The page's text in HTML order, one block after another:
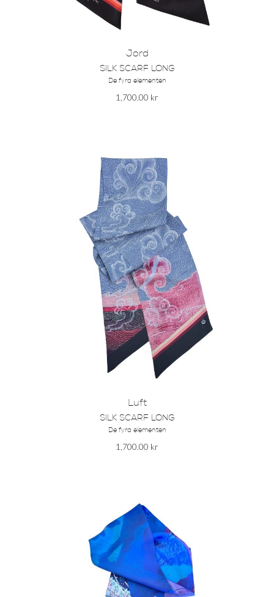
Jord
SILK SCARF LONG
De fyra elementen
1,700.00 kr
Luft
SILK SCARF LONG
De fyra elementen
1,700.00 kr